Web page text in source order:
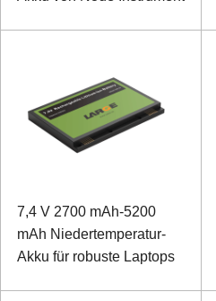
7,4 V 2700 mAh-5200
mAh Niedertemperatur-
Akku für robuste Laptops